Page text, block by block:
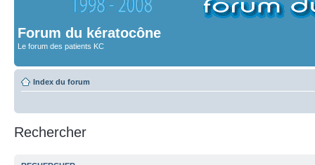
Forum du kératocône
Le forum des patients KC
Index du forum
Rechercher